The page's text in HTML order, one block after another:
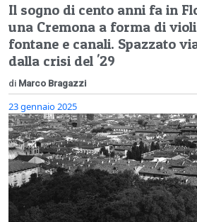
Il sogno di cento anni fa in
una Cremona a forma di
fontane e canali. Spazzato
dalla crisi del '29
di Marco Bragazzi
23 gennaio 2025